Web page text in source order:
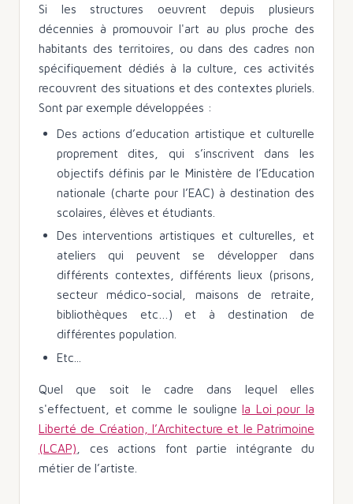
Si les structures oeuvrent depuis plusieurs
décennies à promouvoir l'art au plus proche des
habitants des territoires, ou dans des cadres non
spécifiquement dédiés à la culture, ces activités
recouvrent des situations et des contextes pluriels.
Sont par exemple développées :
Des actions d’education artistique et culturelle
proprement dites, qui s’inscrivent dans les
objectifs définis par le Ministère de l’Education
nationale (charte pour l’EAC) à destination des
scolaires, élèves et étudiants.
Des interventions artistiques et culturelles, et
ateliers qui peuvent se développer dans
différents contextes, différents lieux (prisons,
secteur médico-social, maisons de retraite,
bibliothèques etc…) et à destination de
différentes population.
Etc...
Quel que soit le cadre dans lequel elles
s'effectuent, et comme le soulignela Loi pour la
Liberté de Création, l’Architecture et le Patrimoine
(LCAP) , ces actions font partie intégrante du
métier de l’artiste.